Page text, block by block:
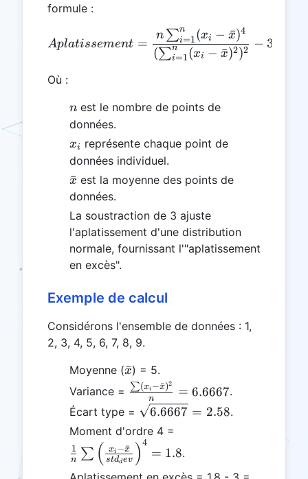
formule :
Aplatissement =
Aplatissement =
(∑i=1
n (xi − x
ˉ)2)2
n ∑i=1
n (xi − x
ˉ)4
− 3
Où :
n
n est le nombre de points de
données.
x_i
xi
représente chaque point de
données individuel.
\bar{x}
x
ˉ est la moyenne des points de
données.
La soustraction de 3 ajuste
l'aplatissement d'une distribution
normale, fournissant l'"aplatissement
en excès".
Exemple de calcul
Considérons l'ensemble de données : 1,
2, 3, 4, 5, 6, 7, 8, 9.
Moyenne (\bar{x}
x
ˉ) = 5.
Variance = \frac{\sum
(x_i -
\bar{x})^2}
{n} =
6.6667
n
∑(xi −x
ˉ)2
= 6.6667.
Écart type = \sqrt{6.6667}
= 2.58
6.6667 = 2.58.
Moment d'ordre 4 =
\left(\frac{x_i -
\bar{x}}
n
1 ∑ ( stddev
xi −x
ˉ )4
= 1.8.